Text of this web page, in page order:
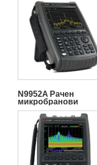
N9952A Рачен
микробранови
спектрумски
анализатор FieldFox